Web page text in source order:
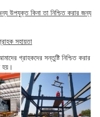
উপযুক্ত কিনা তা নিশ্চিত করার জন্য
সহায়তা
গ্রাহকদের সন্তুষ্টি নিশ্চিত করার
হয়।